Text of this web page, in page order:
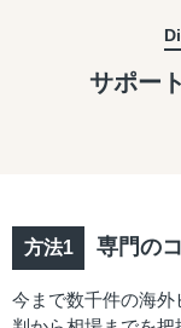
サポー
専門の
今まで数千件の海